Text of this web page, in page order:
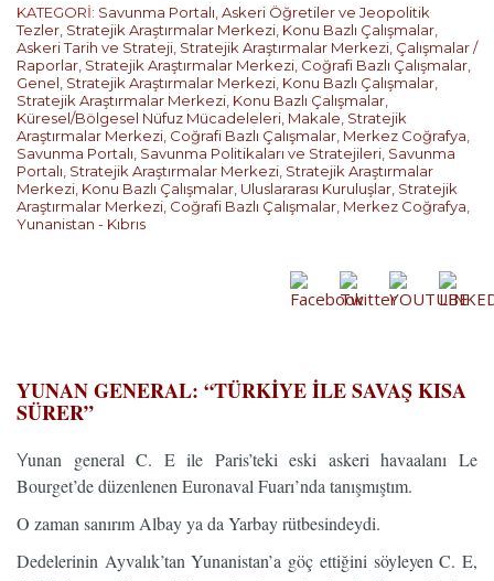
KATEGORİ: Savunma Portalı,Askeri Öğretiler ve Jeopolitik
Tezler, Stratejik Araştırmalar Merkezi, Konu Bazlı Çalışmalar,
Askeri Tarih ve Strateji, Stratejik Araştırmalar Merkezi, Çalışmalar /
Raporlar, Stratejik Araştırmalar Merkezi, Coğrafi Bazlı Çalışmalar,
Genel, Stratejik Araştırmalar Merkezi, Konu Bazlı Çalışmalar,
Stratejik Araştırmalar Merkezi, Konu Bazlı Çalışmalar,
Küresel/Bölgesel Nüfuz Mücadeleleri, Makale, Stratejik
Araştırmalar Merkezi, Coğrafi Bazlı Çalışmalar, Merkez Coğrafya,
Savunma Portalı, Savunma Politikaları ve Stratejileri, Savunma
Portalı, Stratejik Araştırmalar Merkezi, Stratejik Araştırmalar
Merkezi, Konu Bazlı Çalışmalar, Uluslararası Kuruluşlar, Stratejik
Araştırmalar Merkezi, Coğrafi Bazlı Çalışmalar, Merkez Coğrafya,
Yunanistan - Kıbrıs
YUNAN GENERAL: “TÜRKİYE İLE SAVAŞ KISA
SÜRER”
Yunan general C. E ile Paris’teki eski askeri havaalanı Le
Bourget’de düzenlenen Euronaval Fuarı’nda tanışmıştım.
O zaman sanırım Albay ya da Yarbay rütbesindeydi.
Dedelerinin Ayvalık’tan Yunanistan’a göç ettiğini söyleyen C. E,